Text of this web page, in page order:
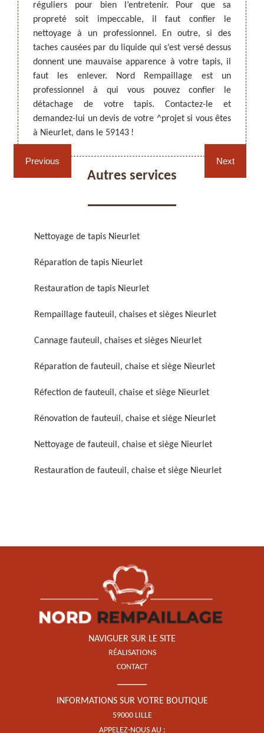
ARTISAN DEZITTER, REMPAILLAGE -
CANNAGE - RECOLLAGE, 59 NORD
Rempaillage fauteuil,
chaises et sièges 59
Cannage fauteuil, chaises
et sièges 59
chaise et siège 59
chaise et siège 59
Rénovation de fauteuil,
Nettoyage de fauteuil,
Restauration de fauteuil,
chaise et siège 59
Previous
être
sur
Vous
un
pour
le
le
réguliers pour bien l’entretenir. Pour que sa
propreté soit impeccable, il faut confier le
nettoyage à un professionnel. En outre, si des
taches causées par du liquide qui s’est versé dessus
donnent une mauvaise apparence à votre tapis, il
faut les enlever. Nord Rempaillage est un
professionnel à qui vous pouvez confier le
détachage de votre tapis. Contactez-le et
demandez-lui un devis de votre ^projet si vous êtes
à Nieurlet, dans le 59143 !
qui
un
Next
Autres services
Nettoyage de tapis Nieurlet
Réparation de tapis Nieurlet
Restauration de tapis Nieurlet
Rempaillage fauteuil, chaises et sièges Nieurlet
Cannage fauteuil, chaises et sièges Nieurlet
Réparation de fauteuil, chaise et siège Nieurlet
Réfection de fauteuil, chaise et siège Nieurlet
Rénovation de fauteuil, chaise et siège Nieurlet
Nettoyage de fauteuil, chaise et siège Nieurlet
Restauration de fauteuil, chaise et siège Nieurlet
NAVIGUER SUR LE SITE
RÉALISATIONS
CONTACT
INFORMATIONS SUR VOTRE BOUTIQUE
59000 LILLE
APPELEZ-NOUS AU :